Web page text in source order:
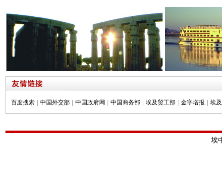
百度搜索 中国外交部 中国政府网 中国商务部 埃及贸工部 金字塔报 埃
埃